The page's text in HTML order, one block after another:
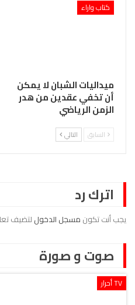
كتاب واراء
ميداليات الشبان لا يمكن
أن تخفي عقدين من هدر
الزمن الرياضي
السابق التالي
اترك رد
يجب أنت تكون مسجل الدخول لتضيف
صوت و صورة
TV أحرار